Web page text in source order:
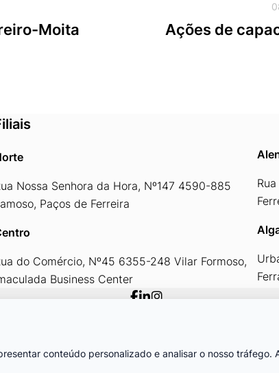
Moita Ações de
Nossa Senhora da Hora, Nº147 4590-885
Paços de Ferreira
do Comércio, Nº45 6355-248 Vilar Formoso,
Business Center
Cofinanciado por:
conteúdo personalizado e analisar o nosso tráfego.